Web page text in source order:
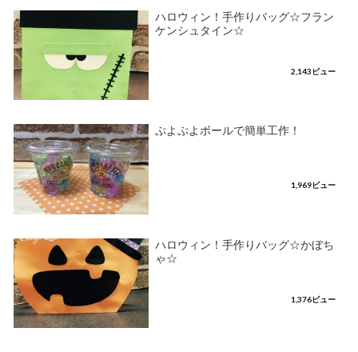
ハロウィン！手作りバッグ☆フラン
ケンシュタイン☆
2,143ビュー
ぷよぷよボールで簡単工作！
1,969ビュー
ハロウィン！手作りバッグ☆かぼち
ゃ☆
1,376ビュー